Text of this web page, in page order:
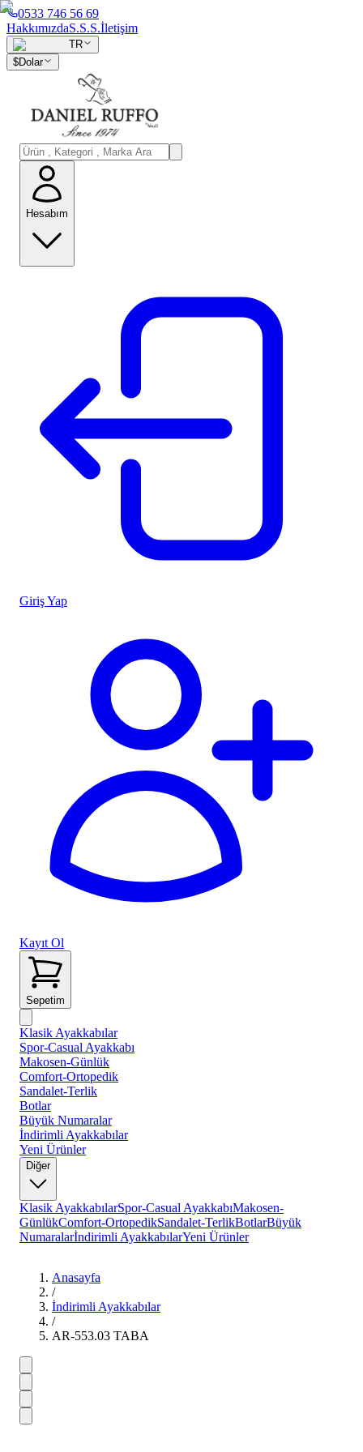
0533 746 56 69
HakkımızdaS.S.S.İletişim
TR
$Dolar
Hesabım
Giriş Yap
Kayıt Ol
Sepetim
Klasik Ayakkabılar
Spor-Casual Ayakkabı
Makosen-Günlük
Comfort-Ortopedik
Sandalet-Terlik
Botlar
Büyük Numaralar
İndirimli Ayakkabılar
Yeni Ürünler
Diğer
Klasik AyakkabılarSpor-Casual AyakkabıMakosen-
GünlükComfort-OrtopedikSandalet-TerlikBotlarBüyük
Numaralarİndirimli AyakkabılarYeni Ürünler
Anasayfa
/
İndirimli Ayakkabılar
/
AR-553.03 TABA